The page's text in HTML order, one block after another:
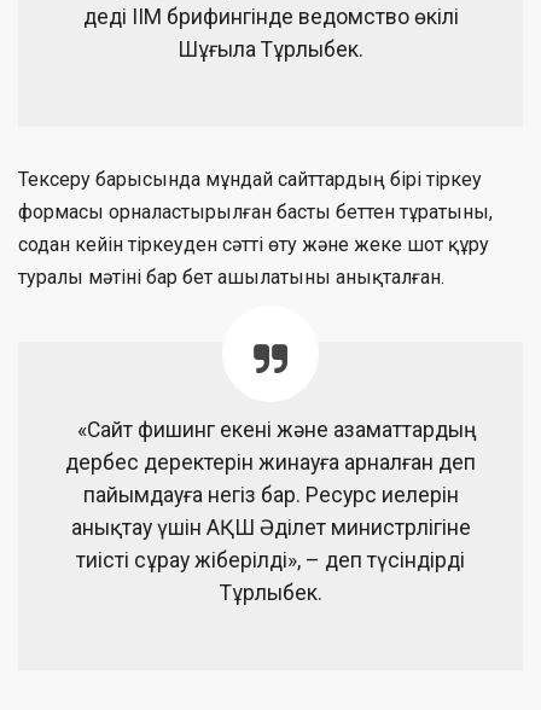
деді ІІМ брифингінде ведомство өкілі
Шұғыла Тұрлыбек.
Тексеру барысында мұндай сайттардың бірі тіркеу
формасы орналастырылған басты беттен тұратыны,
содан кейін тіркеуден сәтті өту және жеке шот құру
туралы мәтіні бар бет ашылатыны анықталған.
«Сайт фишинг екені және азаматтардың
дербес деректерін жинауға арналған деп
пайымдауға негіз бар. Ресурс иелерін
анықтау үшін АҚШ Әділет министрлігіне
тиісті сұрау жіберілді», – деп түсіндірді
Тұрлыбек.